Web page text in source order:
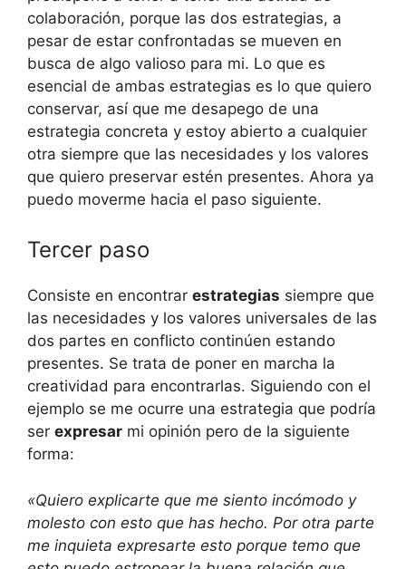
colaboración, porque las dos estrategias, a
pesar de estar confrontadas se mueven en
busca de algo valioso para mi. Lo que es
esencial de ambas estrategias es lo que quiero
conservar, así que me desapego de una
estrategia concreta y estoy abierto a cualquier
otra siempre que las necesidades y los valores
que quiero preservar estén presentes. Ahora ya
puedo moverme hacia el paso siguiente.
Tercer paso
Consiste en encontrar estrategias siempre que
las necesidades y los valores universales de las
dos partes en conflicto continúen estando
presentes. Se trata de poner en marcha la
creatividad para encontrarlas. Siguiendo con el
ejemplo se me ocurre una estrategia que podría
ser expresar mi opinión pero de la siguiente
forma:
«Quiero explicarte que me siento incómodo y
molesto con esto que has hecho. Por otra parte
me inquieta expresarte esto porque temo que